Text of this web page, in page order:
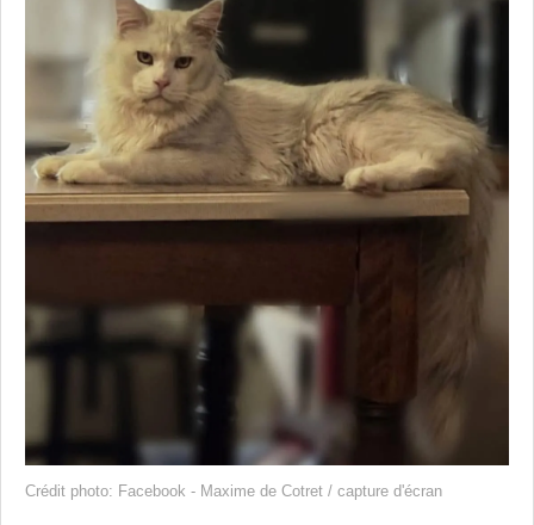
Crédit photo: Facebook - Maxime de Cotret / capture d'écran